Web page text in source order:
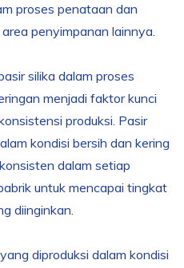
proses penataan dan
penyimpanan lainnya.
silika dalam proses
menjadi faktor kunci
produksi. Pasir
kondisi bersih dan kering
dalam setiap
untuk mencapai tingkat
diinginkan.
diproduksi dalam kondisi